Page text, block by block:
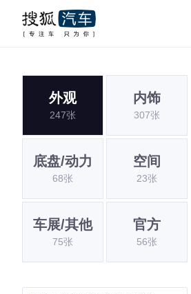
外观
247张
内饰
307张
底盘/动力
68张
空间
23张
车展/其他
75张
官方
56张